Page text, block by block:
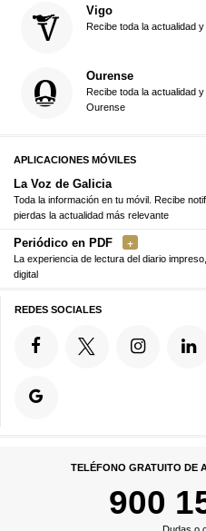
Vigo
Recibe toda la actualidad
Ourense
Recibe toda la actualidad
Ourense
APLICACIONES MÓVILES
La Voz de Galicia
Toda la información en tu móvil. Recibe
pierdas la actualidad más relevante
Periódico en PDF
La experiencia de lectura del diario
digital
REDES SOCIALES
TELÉFONO GRATUITO DE
900